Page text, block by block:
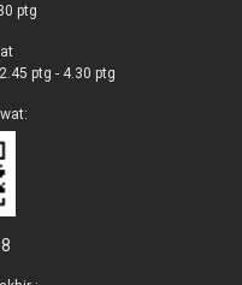
ptg
ptg - 4.30 ptg